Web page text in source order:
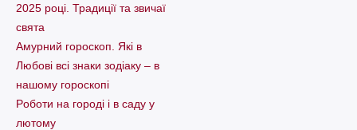
2025 році. Традиції та звичаї
свята
Амурний гороскоп. Які в
Любові всі знаки зодіаку – в
нашому гороскопі
Pоботи на городі і в саду у
лютому